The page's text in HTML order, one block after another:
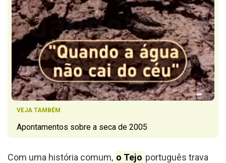
VEJA TAMBÉM
Apontamentos sobre a seca de 2005
Com uma história comum, o Tejo português trava